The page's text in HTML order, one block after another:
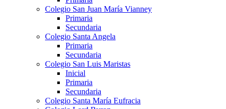
Colegio San Juan María Vianney
Primaria
Secundaria
Colegio Santa Angela
Primaria
Secundaria
Colegio San Luis Maristas
Inicial
Primaria
Secundaria
Colegio Santa María Eufracia